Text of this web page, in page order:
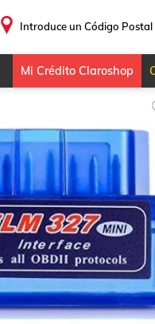
Introduce un Código Postal
Mi Crédito Claroshop
1966 - 1966